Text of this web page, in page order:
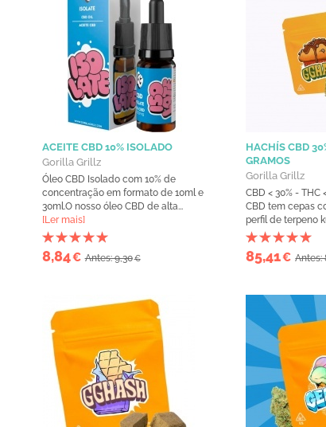
ACEITE CBD 10% ISOLADO
Gorilla Grillz
Óleo CBD Isolado com 10% de
concentração em formato de 10ml e
30ml.O nosso óleo CBD de alta...
[Ler mais]
8,84€ Antes: 9,30€
HACHÍS CBD
GRAMOS
Gorilla Grillz
CBD < 30% - THC
CBD tem cepas
perfil de terpeno
85,41€ Antes: